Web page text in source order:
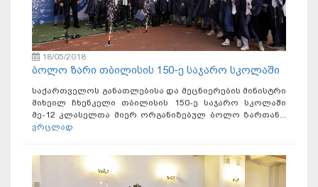
18/05/2018
ბოლო ზარი თბილისის 150-ე საჯარო სკოლაში
საქართველოს განათლებისა და მეცნიერების მინისტრი
მიხეილ ჩხენკელი თბილისის 150-ე საჯარო სკოლაში
მე-12 კლასელთა მიერ ორგანიზებულ ბოლო ზართან...
ვრცლად